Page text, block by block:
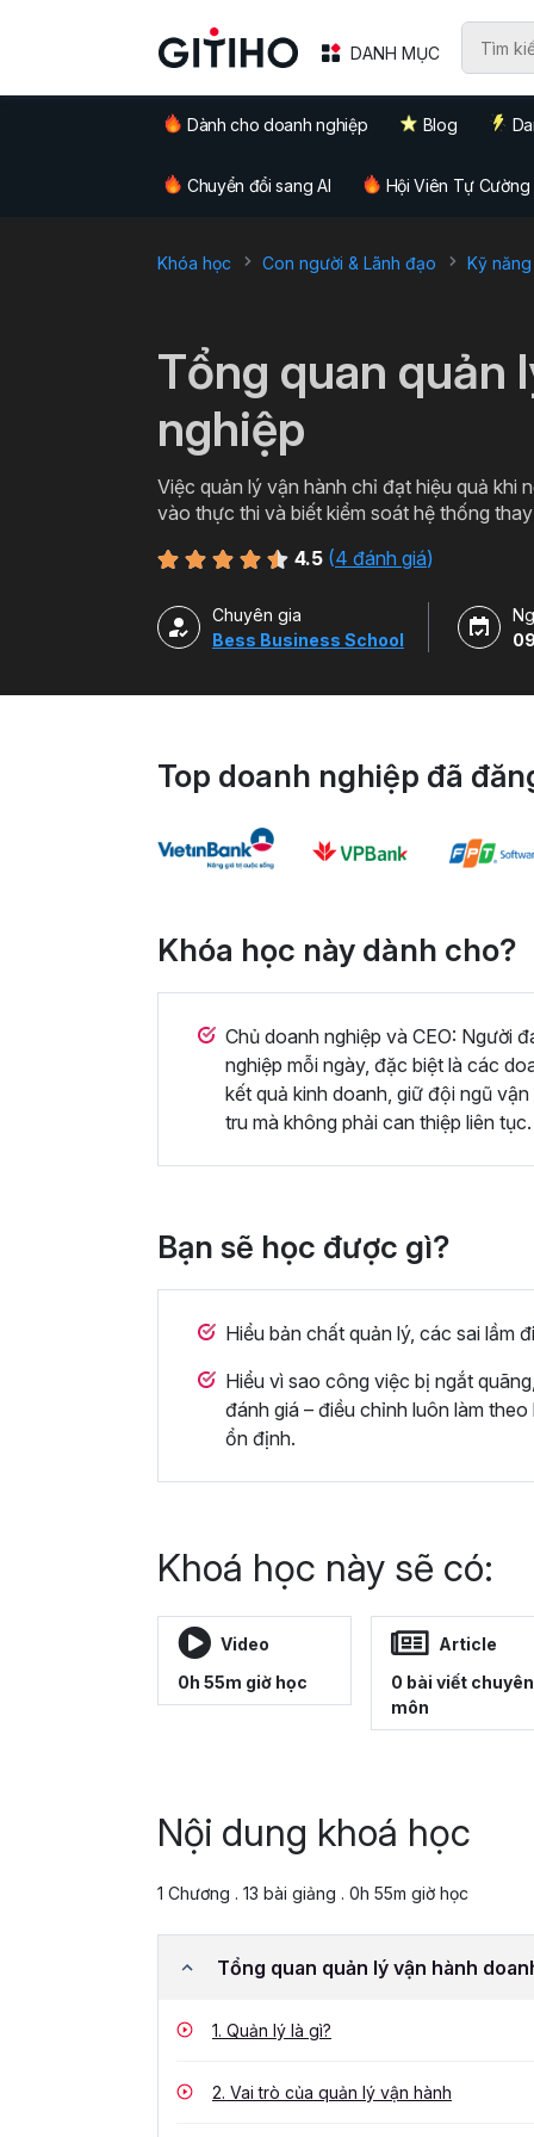
DANH MỤC
Dành cho doanh nghiệp Blog
Chuyển đổi sang AI Hội Viên Tự Cường
Khóa học Con người & Lãnh đạo Kỹ
Tổng quan quản
nghiệp
Việc quản lý vận hành chỉ đạt hiệu quả khi
vào thực thi và biết kiểm soát hệ thống
4.5 (4 đánh giá)
Chuyên gia
Bess Business School
Top doanh nghiệp đã
Khóa học này dành cho?
Chủ doanh nghiệp và CEO: Người
nghiệp mỗi ngày, đặc biệt là các
kết quả kinh doanh, giữ đội ngũ
tru mà không phải can thiệp liên tục.
Bạn sẽ học được gì?
Hiểu bản chất quản lý, các sai lầm
Hiểu vì sao công việc bị ngắt
đánh giá – điều chỉnh luôn làm
ổn định.
Khoá học này sẽ có:
Video
0h 55m giờ học
Article
0 bài viết chuyên
môn
Nội dung khoá học
1 Chương . 13 bài giảng . 0h 55m giờ học
Tổng quan quản lý vận hành
1. Quản lý là gì?
2. Vai trò của quản lý vận hành